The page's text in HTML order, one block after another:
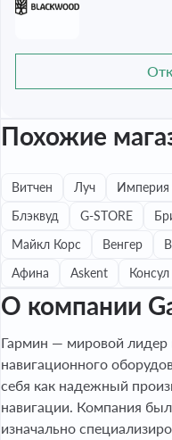
Похожие
Витчен Луч Империя
Блэквуд
G-STORE
Майкл Корс
Венгер
Афина
Askent Консул
О компании
Гармин — мировой лидер
навигационного
себя как надежный
навигации. Компания
изначально